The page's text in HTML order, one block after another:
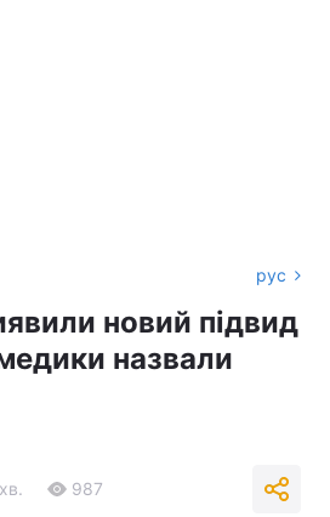
рус
новий підвид
назвали
987